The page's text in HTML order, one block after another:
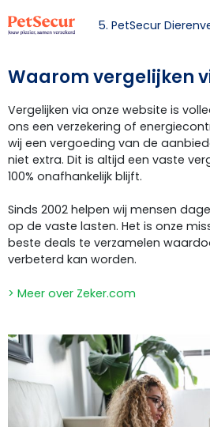
5. PetSecur
Waarom vergelijken
Vergelijken via onze website is
ons een verzekering of
wij een vergoeding van de
niet extra. Dit is altijd een vaste
100% onafhankelijk blijft.
Sinds 2002 helpen wij mensen
op de vaste lasten. Het is onze
beste deals te verzamelen
verbeterd kan worden.
> Meer over Zeker.com